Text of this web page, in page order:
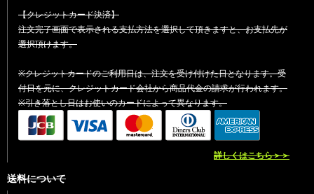
【クレジットカード決済】
注文完了画面で表示される支払方法を選択して頂きますと、お支払先が
選択頂けます。
※クレジットカードのご利用日は、注文を受け付けた日となります。受
付日を元に、クレジットカード会社から商品代金の請求が行われます。
※引き落とし日はお使いのカードによって異なります。
詳しくはこちら＞＞
送料について